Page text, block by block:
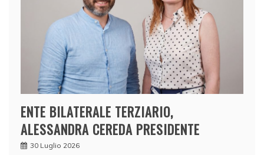
ENTE BILATERALE TERZIARIO,
ALESSANDRA CEREDA PRESIDENTE
30 Luglio 2026